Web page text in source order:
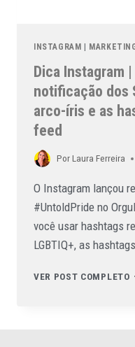
INSTAGRAM |
Dica Instagram
notificação dos
arco-íris e as
feed
PorLaura Ferreira
O Instagram lançou
#UntoldPride no
você usar hashtags
LGBTIQ+, as
VER POST COMPLETO